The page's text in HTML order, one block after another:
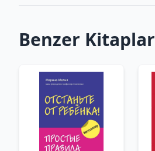
Benzer Kitaplar